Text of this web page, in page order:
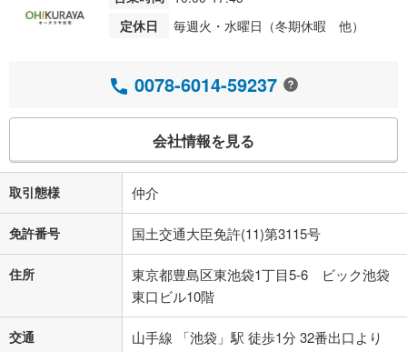
定休日
毎週火・水曜日（冬期休暇 他）
0078-6014-59237
会社情報を見る
取引態様 仲介
免許番号 国土交通大臣免許(11)第3115号
住所
東京都豊島区東池袋1丁目5-6 ビック池袋
東口ビル10階
交通 山手線 「池袋」駅 徒歩1分 32番出口より